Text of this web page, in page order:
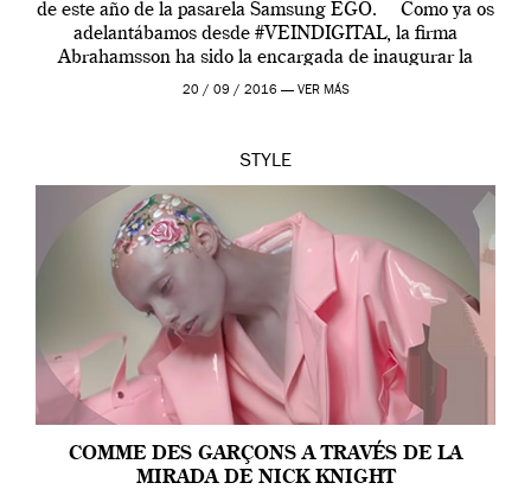
de este año de la pasarela Samsung EGO. Como ya os
adelantábamos desde #VEINDIGITAL, la firma
Abrahamsson ha sido la encargada de inaugurar la
edición de este año de EGO, la […]
20 / 09 / 2016 — VER MÁS
STYLE
COMME DES GARÇONS A TRAVÉS DE LA
MIRADA DE NICK KNIGHT